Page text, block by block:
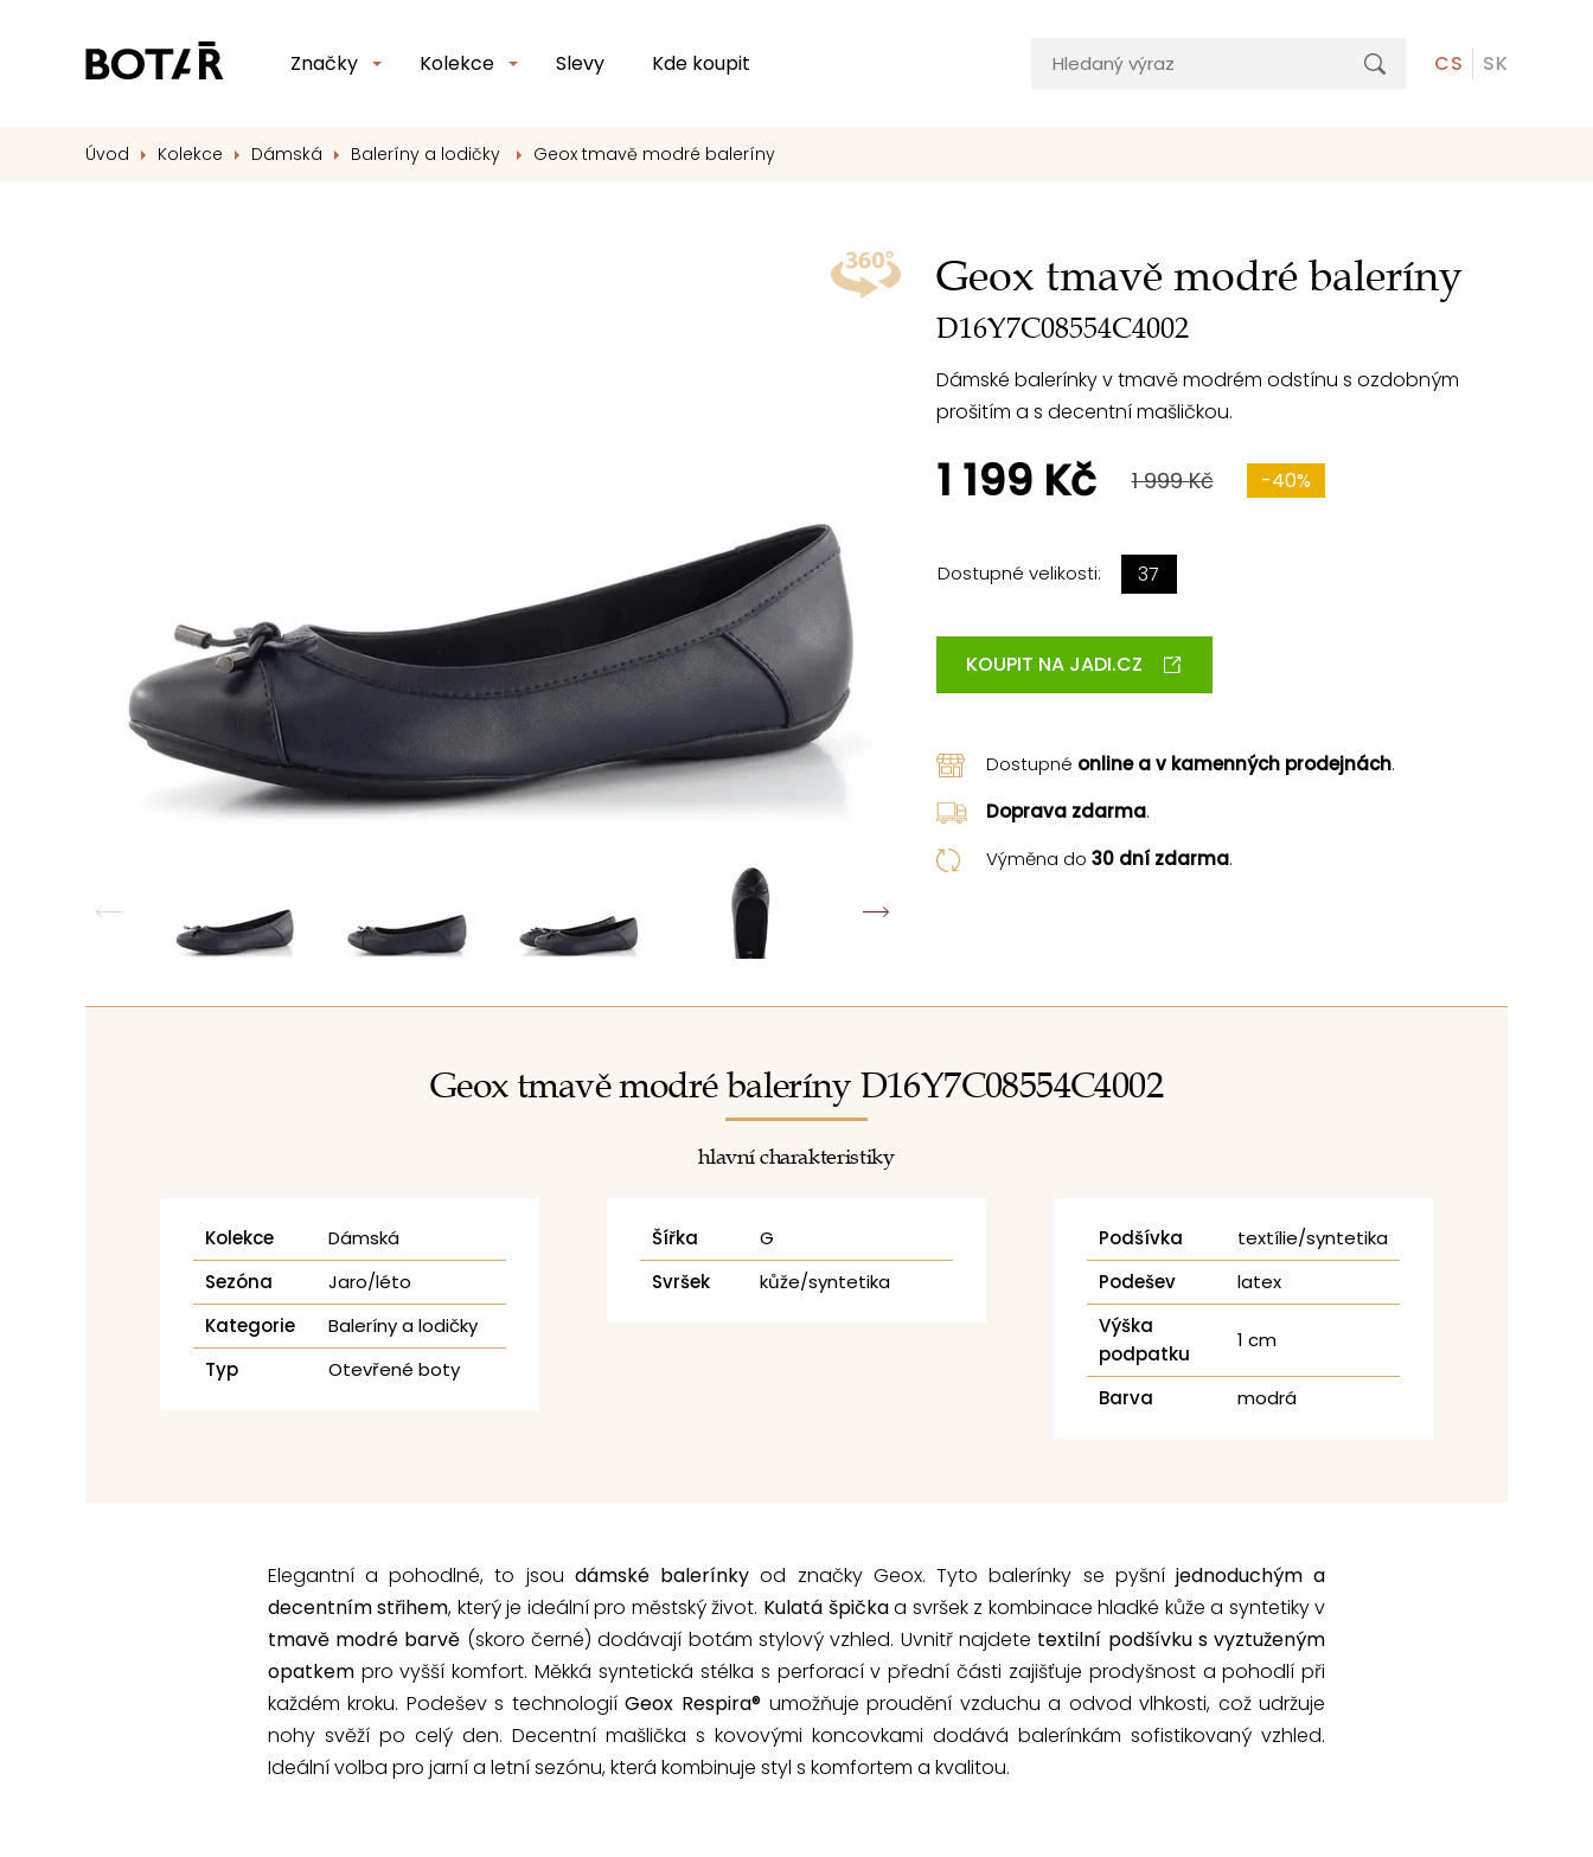
CS SK
Značky Kolekce Slevy Kde koupit
Úvod Kolekce Dámská Baleríny a lodičky Geox tmavě modré baleríny
Geox tmavě modré baleríny
D16Y7C08554C4002
Dámské balerínky v tmavě modrém odstínu s ozdobným
prošitím a s decentní mašličkou.
1 199 Kč 1 999 Kč -40%
Dostupné velikosti: 37
KOUPIT NA JADI.CZ
Dostupné online a v kamenných prodejnách.
Doprava zdarma.
Výměna do 30 dní zdarma.
Geox tmavě modré baleríny D16Y7C08554C4002
hlavní charakteristiky
Kolekce
Dámská
Sezóna
Jaro/léto
Kategorie
Baleríny a lodičky
Typ
Otevřené boty
Šířka
G
Svršek
kůže/syntetika
Podšívka
textílie/syntetika
Podešev
latex
Výška
podpatku
1 cm
Barva modrá
Elegantní a pohodlné, to jsou dámské balerínky od značky Geox. Tyto balerínky se pyšníjednoduchým a
decentním střihem, který je ideální pro městský život. Kulatá špičkaa svršek z kombinace hladké kůže a syntetiky v
tmavě modré barvě (skoro černé) dodávají botám stylový vzhled. Uvnitř najdete textilní podšívku s vyztuženým
opatkempro vyšší komfort. Měkká syntetická stélka s perforací v přední části zajišťuje prodyšnost a pohodlí při
každém kroku. Podešev s technologiíGeox Respira®umožňuje proudění vzduchu a odvod vlhkosti, což udržuje
nohy svěží po celý den. Decentní mašlička s kovovými koncovkami dodává balerínkám sofistikovaný vzhled.
Ideální volba pro jarní a letní sezónu, která kombinuje styl s komfortem a kvalitou.